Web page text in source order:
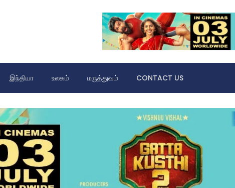
இந்தியா உலகம் மருத்துவம் CONTACT US